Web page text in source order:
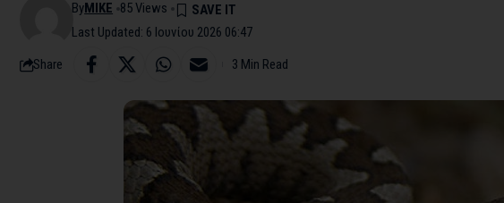
Last Updated: 6 Ιουνίου 2026 06:47
ByMIKE 85 Views
Share 3 Min Read